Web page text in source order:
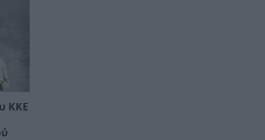
ΚΚΕ